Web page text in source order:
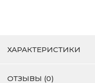
ХАРАКТЕРИСТИКИ
ОТЗЫВЫ (0)